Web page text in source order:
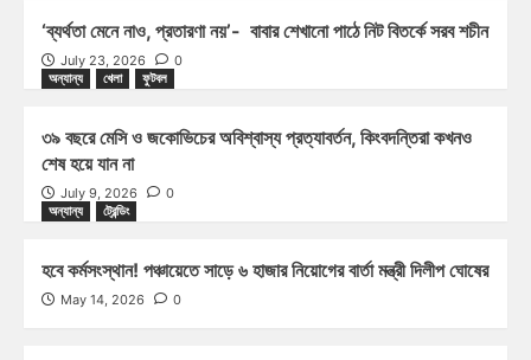
‘ব্যর্থতা মেনে নাও, প্রতারণা নয়’- বাবার শেখানো পাঠে নিট বিতর্কে সরব শচীন
July 23, 2026
0
অন্যান্য
খেলা ফুটবল
৩৯ বছরে মেসি ও জকোভিচের অবিশ্বাস্য প্রত্যাবর্তন, কিংবদন্তিরা কখনও
শেষ হয়ে যান না
July 9, 2026
0
অন্যান্য
ট্রেন্ডিং
হবে কর্মসংস্থান! পঞ্চায়েতে সাড়ে ৬ হাজার নিয়োগের বার্তা মন্ত্রী দিলীপ ঘোষের
May 14, 2026 0